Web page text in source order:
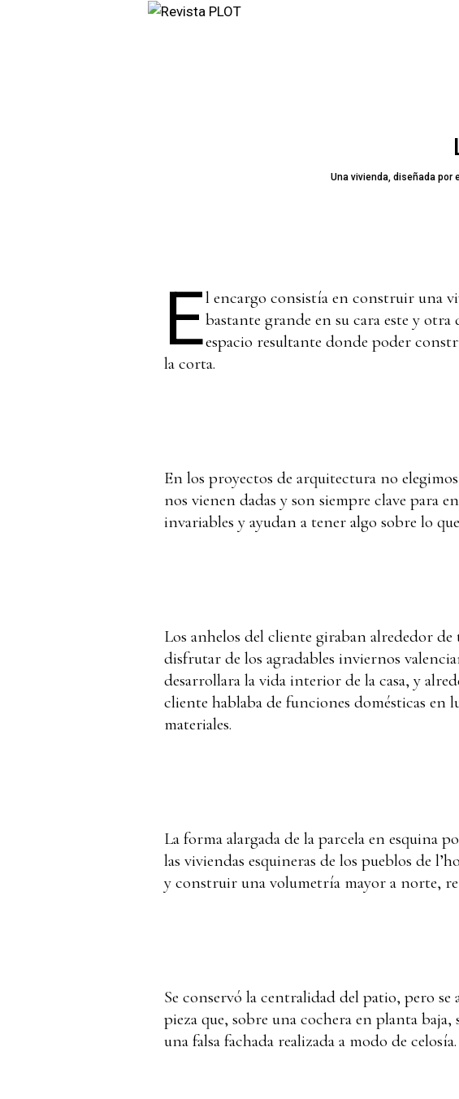
Una vivienda, diseñada por
El encargo consistía en construir una
bastante grande en su cara este y
espacio resultante donde poder
la corta.
En los proyectos de arquitectura no
nos vienen dadas y son siempre clave para
invariables y ayudan a tener algo sobre lo
Los anhelos del cliente giraban alrededor
disfrutar de los agradables inviernos
desarrollara la vida interior de la casa, y
cliente hablaba de funciones domésticas en
materiales.
La forma alargada de la parcela en esquina
las viviendas esquineras de los pueblos de
y construir una volumetría mayor a norte,
Se conservó la centralidad del patio, pero
pieza que, sobre una cochera en planta
una falsa fachada realizada a modo de celosía.